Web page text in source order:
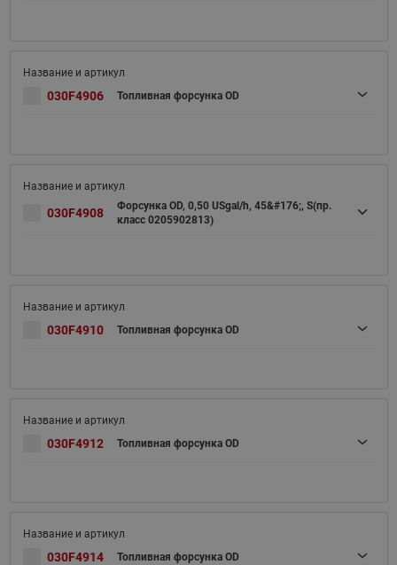
030F4906 Топливная форсунка OD
030F4908
Форсунка OD, 0,50 USgal/h, 45&#176;, S(пр.
класс 0205902813)
030F4910 Топливная форсунка OD
030F4912 Топливная форсунка OD
030F4914 Топливная форсунка OD